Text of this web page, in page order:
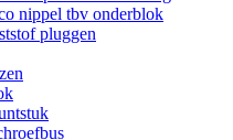
nippel tbv onderblok
pluggen